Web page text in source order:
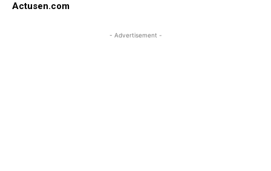
Actusen.com
- Advertisement -